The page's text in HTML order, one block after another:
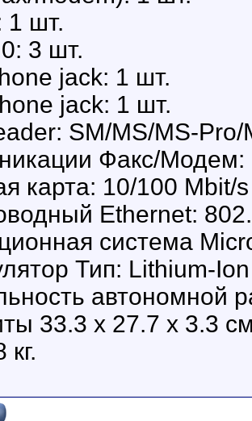
1 шт.
3 шт.
jack: 1 шт.
jack: 1 шт.
SM/MS/MS-
Факс/Модем:
карта: 10/100 Mbit/s
Ethernet:
система
Тип: Lithium-Ion
автономной
33.3 x 27.7 x 3.3